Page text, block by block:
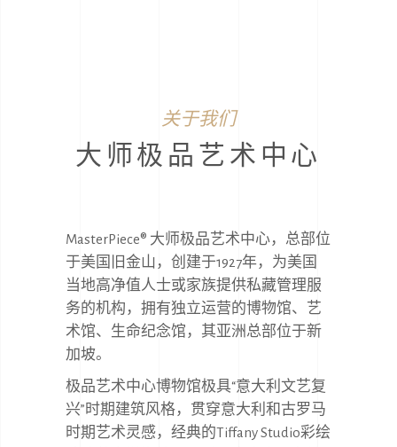
关于我们
大师极品艺术中心
MasterPiece® 大师极品艺术中心，总部位
于美国旧金山，创建于1927年，为美国
当地高净值人士或家族提供私藏管理服
务的机构，拥有独立运营的博物馆、艺
术馆、生命纪念馆，其亚洲总部位于新
加坡。
极品艺术中心博物馆极具“意大利文艺复
兴”时期建筑风格，贯穿意大利和古罗马
时期艺术灵感，经典的Tiffany Studio彩绘